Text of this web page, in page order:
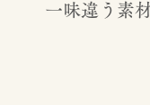
一味違う素